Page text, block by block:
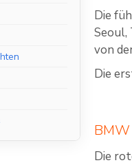
Die
Seoul,
von
Die
Die